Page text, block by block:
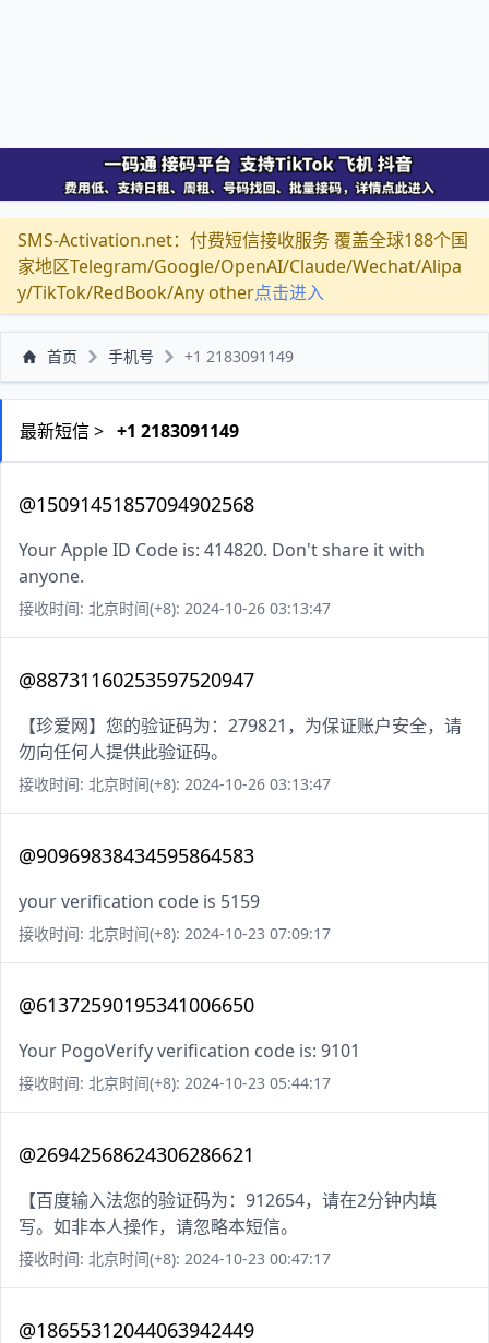
SMS-Activation.net：付费短信接收服务 覆盖全球188个国
家地区Telegram/Google/OpenAI/Claude/Wechat/Alipa
y/TikTok/RedBook/Any other点击进入
首页 手机号 +1 2183091149
最新短信 > +1 2183091149
@15091451857094902568
Your Apple ID Code is: 414820. Don't share it with
anyone.
接收时间: 北京时间(+8): 2024-10-26 03:13:47
@88731160253597520947
【珍爱网】您的验证码为：279821，为保证账户安全，请
勿向任何人提供此验证码。
接收时间: 北京时间(+8): 2024-10-26 03:13:47
@90969838434595864583
your verification code is 5159
接收时间: 北京时间(+8): 2024-10-23 07:09:17
@61372590195341006650
Your PogoVerify verification code is: 9101
接收时间: 北京时间(+8): 2024-10-23 05:44:17
@26942568624306286621
【百度输入法您的验证码为：912654，请在2分钟内填
写。如非本人操作，请忽略本短信。
接收时间: 北京时间(+8): 2024-10-23 00:47:17
@18655312044063942449